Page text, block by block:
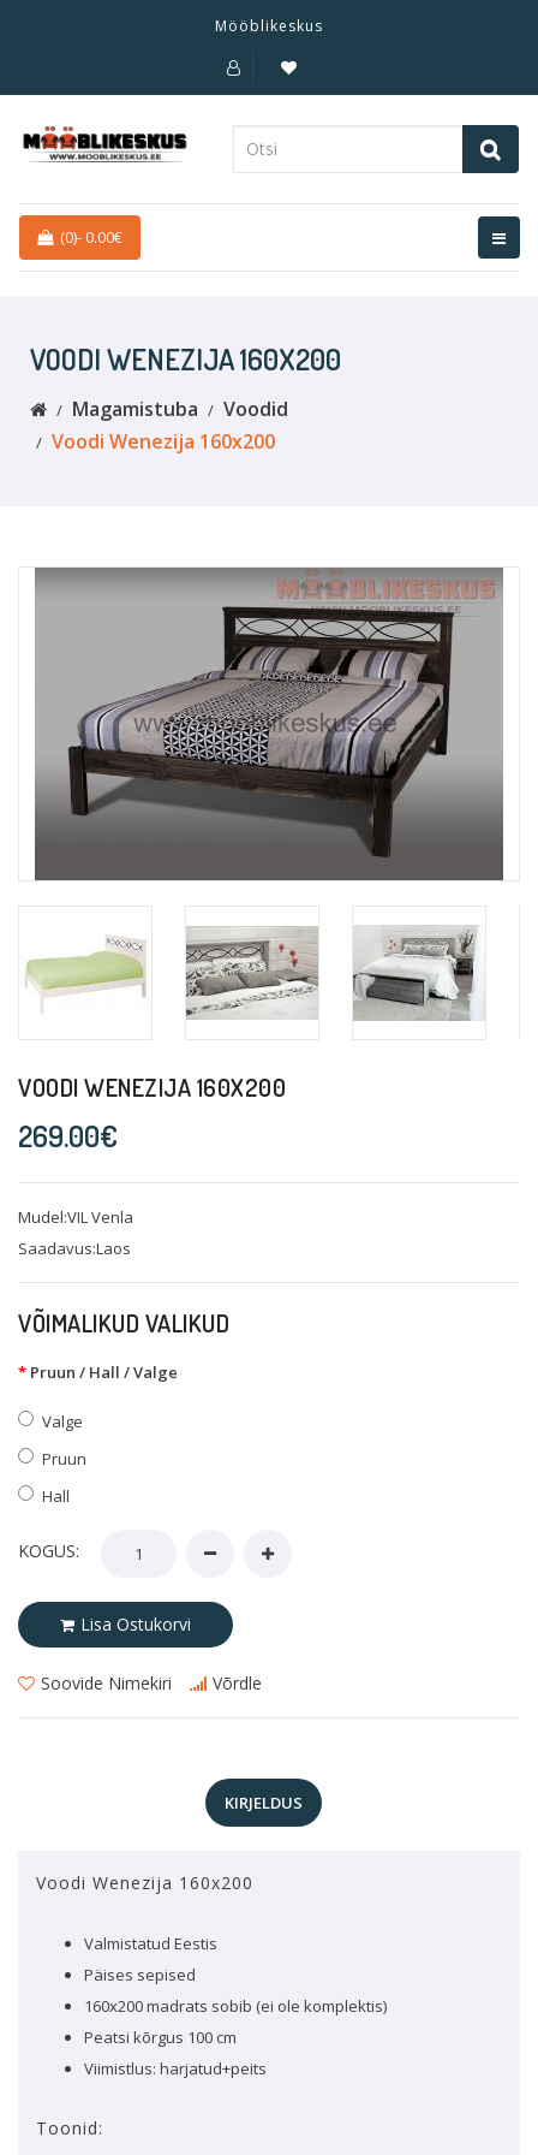
Mööblikeskus
(0)-0.00€
VOODI WENEZIJA 160X200
Magamistuba
Voodid
Voodi Wenezija 160x200
VOODI WENEZIJA 160X200
269.00€
Mudel:VIL Venla
Saadavus:Laos
VÕIMALIKUD VALIKUD
Pruun / Hall / Valge
Valge
Pruun
Hall
KOGUS:
Lisa Ostukorvi
Soovide Nimekiri Võrdle
KIRJELDUS
Voodi Wenezija 160x200
Valmistatud Eestis
Päises sepised
160x200 madrats sobib (ei ole komplektis)
Peatsi kõrgus 100 cm
Viimistlus: harjatud+peits
Toonid: